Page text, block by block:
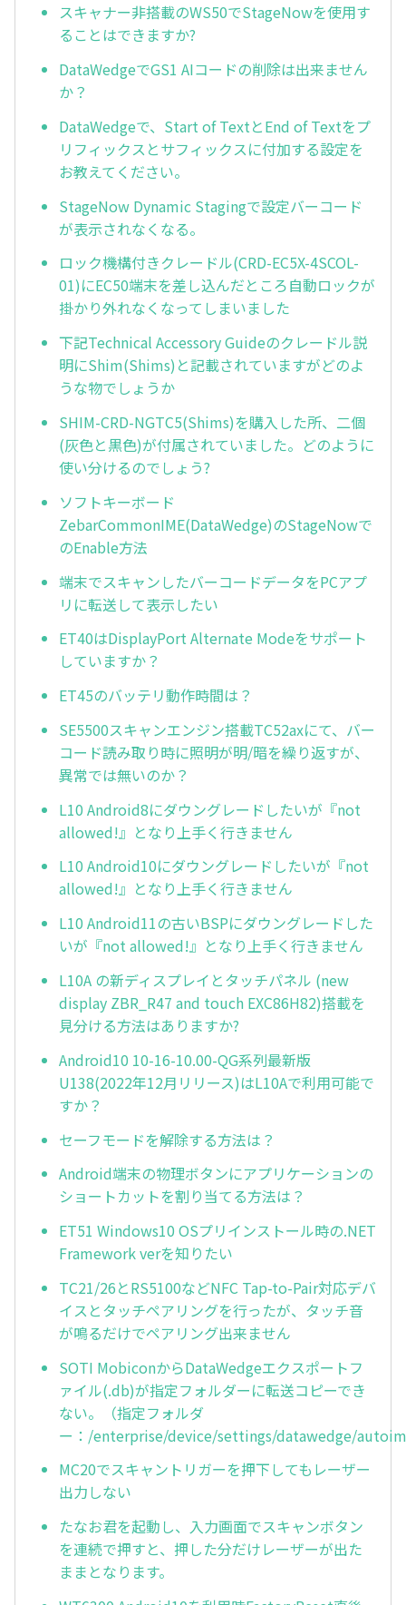
スキャナー非搭載のWS50でStageNowを使用す
ることはできますか?
DataWedgeでGS1 AIコードの削除は出来ません
か？
DataWedgeで、Start of TextとEnd of Textをプ
リフィックスとサフィックスに付加する設定を
お教えてください。
StageNow Dynamic Stagingで設定バーコード
が表示されなくなる。
ロック機構付きクレードル(CRD-EC5X-4SCOL-
01)にEC50端末を差し込んだところ自動ロックが
掛かり外れなくなってしまいました
下記Technical Accessory Guideのクレードル説
明にShim(Shims)と記載されていますがどのよ
うな物でしょうか
SHIM-CRD-NGTC5(Shims)を購入した所、二個
(灰色と黒色)が付属されていました。どのように
使い分けるのでしょう?
ソフトキーボード
ZebarCommonIME(DataWedge)のStageNowで
のEnable方法
端末でスキャンしたバーコードデータをPCアプ
リに転送して表示したい
ET40はDisplayPort Alternate Modeをサポート
していますか？
ET45のバッテリ動作時間は？
SE5500スキャンエンジン搭載TC52axにて、バー
コード読み取り時に照明が明/暗を繰り返すが、
異常では無いのか？
L10 Android8にダウングレードしたいが『not
allowed!』となり上手く行きません
L10 Android10にダウングレードしたいが『not
allowed!』となり上手く行きません
L10 Android11の古いBSPにダウングレードした
いが『not allowed!』となり上手く行きません
L10A の新ディスプレイとタッチパネル (new
display ZBR_R47 and touch EXC86H82)搭載を
見分ける方法はありますか?
Android10 10-16-10.00-QG系列最新版
U138(2022年12月リリース)はL10Aで利用可能で
すか？
セーフモードを解除する方法は？
Android端末の物理ボタンにアプリケーションの
ショートカットを割り当てる方法は？
ET51 Windows10 OSプリインストール時の.NET
Framework verを知りたい
TC21/26とRS5100などNFC Tap-to-Pair対応デバ
イスとタッチペアリングを行ったが、タッチ音
が鳴るだけでペアリング出来ません
SOTI MobiconからDataWedgeエクスポートフ
ァイル(.db)が指定フォルダーに転送コピーでき
ない。（指定フォルダ
ー：/enterprise/device/settings/datawedge/
MC20でスキャントリガーを押下してもレーザー
出力しない
たなお君を起動し、入力画面でスキャンボタン
を連続で押すと、押した分だけレーザーが出た
ままとなります。